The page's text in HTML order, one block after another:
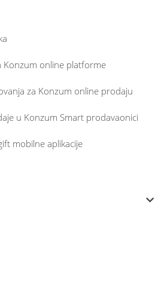
Konzum online platforme
za Konzum online prodaju
u Konzum Smart prodavaonici
mobilne aplikacije